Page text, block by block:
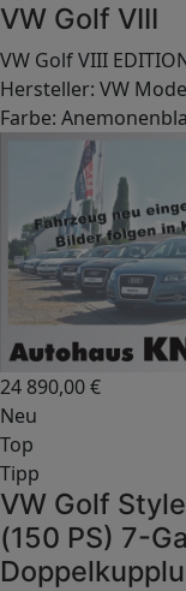
VW Golf VIII
VW Golf VIII
Hersteller: VW
Farbe:
24 890,00€
Neu
Top
Tipp
VW Golf
(150 PS) 7-